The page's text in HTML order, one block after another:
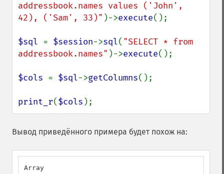
addressbook.names values ('John',
42), ('Sam', 33)" )->execute();
$sql = $session->sql( "SELECT * from
addressbook.names" )->execute();
$cols = $sql->getColumns();
print_r($cols );
Вывод приведённого примера будет похож на:
Array